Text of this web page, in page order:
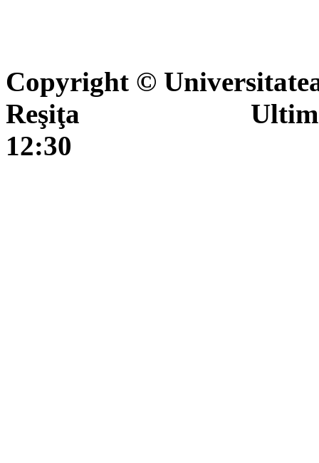
Copyright ©
Reşiţa Ultima
12:30